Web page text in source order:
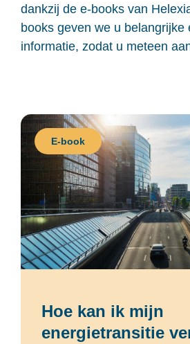
dankzij de e-books van
books geven we u belangrijke
informatie, zodat u meteen
E-book
Hoe kan ik mijn
energietransitie